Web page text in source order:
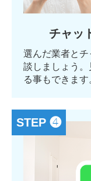
チャッ
選んだ業者と
談しましょう
る事もできます
STEP ❹